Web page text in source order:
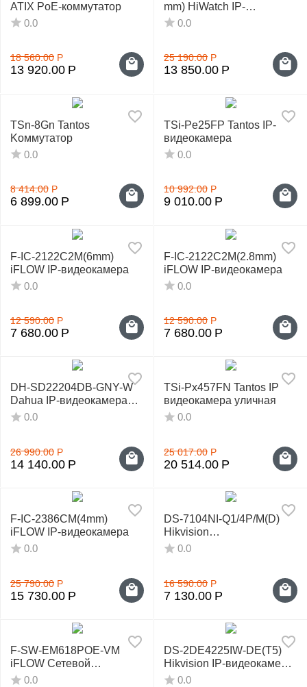
ATIX PoE-коммутатор
0.0
18 560.00 Р
13 920.00 Р
mm) HiWatch IP-
видеокамера
0.0
25 190.00 Р
13 850.00 Р
TSn-8Gn Tantos
Kоммутатор
0.0
8 414.00 Р
6 899.00 Р
TSi-Pe25FP Tantos IP-
видеокамера
0.0
10 992.00 Р
9 010.00 Р
F-IC-2122C2M(6mm)
iFLOW IP-видеокамера
0.0
12 590.00 Р
7 680.00 Р
F-IC-2122C2M(2.8mm)
iFLOW IP-видеокамера
0.0
12 590.00 Р
7 680.00 Р
DH-SD22204DB-GNY-W
Dahua IP-видеокамера
мини-PTZ
0.0
26 990.00 Р
14 140.00 Р
TSi-Px457FN Tantos IP
видеокамера уличная
0.0
25 017.00 Р
20 514.00 Р
F-IC-2386CM(4mm)
iFLOW IP-видеокамера
0.0
25 790.00 Р
15 730.00 Р
DS-7104NI-Q1/4P/M(D)
Hikvision
IP‑видеорегистратор
0.0
16 590.00 Р
7 130.00 Р
F-SW-EM618POE-VM
iFLOW Сетевой
коммутатор
0.0
DS-2DE4225IW-DE(T5)
Hikvision IP-видеокамера
поворотная
0.0